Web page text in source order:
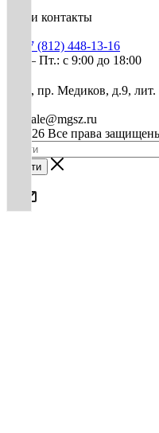
Наши контакты
+7 (812) 448-13-16
Пн. – Пт.: с 9:00 до 18:00
СПб, пр. Медиков, д.9,
mg-sale@mgsz.ru
© 2026 Все права
Найти